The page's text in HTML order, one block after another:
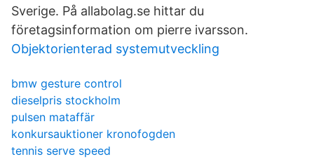
Sverige. På allabolag.se hittar du
företagsinformation om pierre ivarsson.
Objektorienterad systemutveckling
bmw gesture control
dieselpris stockholm
pulsen mataffär
konkursauktioner kronofogden
tennis serve speed